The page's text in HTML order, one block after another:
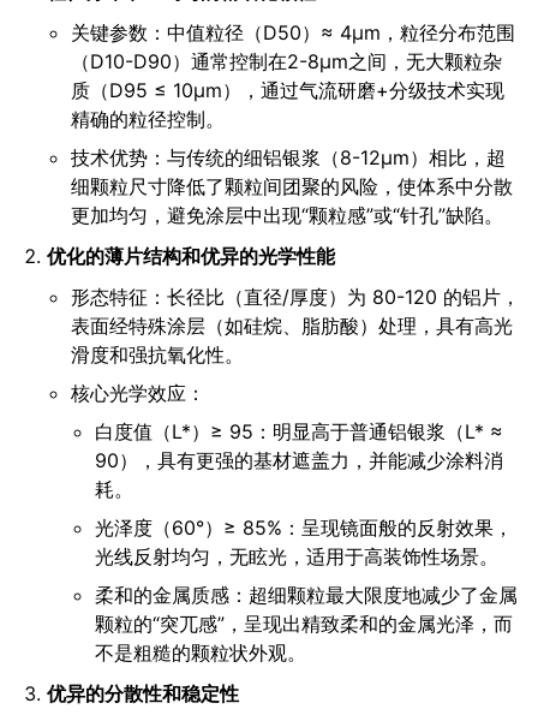
关键参数：中值粒径（D50）≈ 4μm，粒径分布范围
（D10-D90）通常控制在2-8μm之间，无大颗粒杂
质（D95 ≤ 10μm），通过气流研磨+分级技术实现
精确的粒径控制。
技术优势：与传统的细铝银浆（8-12μm）相比，超
细颗粒尺寸降低了颗粒间团聚的风险，使体系中分散
更加均匀，避免涂层中出现“颗粒感”或“针孔”缺陷。
优化的薄片结构和优异的光学性能
形态特征：长径比（直径/厚度）为 80-120 的铝片，
表面经特殊涂层（如硅烷、脂肪酸）处理，具有高光
滑度和强抗氧化性。
核心光学效应：
白度值（L*）≥ 95：明显高于普通铝银浆（L* ≈
90），具有更强的基材遮盖力，并能减少涂料消
耗。
光泽度（60°）≥ 85%：呈现镜面般的反射效果，
光线反射均匀，无眩光，适用于高装饰性场景。
柔和的金属质感：超细颗粒最大限度地减少了金属
颗粒的“突兀感”，呈现出精致柔和的金属光泽，而
不是粗糙的颗粒状外观。
优异的分散性和稳定性